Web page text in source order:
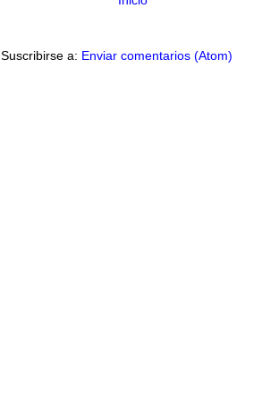
Suscribirse a: Enviar comentarios (Atom)